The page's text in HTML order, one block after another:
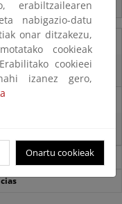
de su capacidad
erabiltzailearen
nabigazio-datu
onar ditzakezu,
cookieak
cookieei
izanez gero,
Onartu cookieak